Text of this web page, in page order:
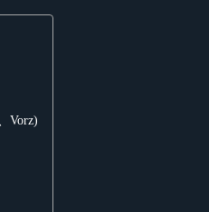
Vorz)